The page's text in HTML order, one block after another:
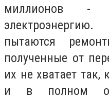
миллионов -
пытаются
полученные от
их не хватает так,
и в полном